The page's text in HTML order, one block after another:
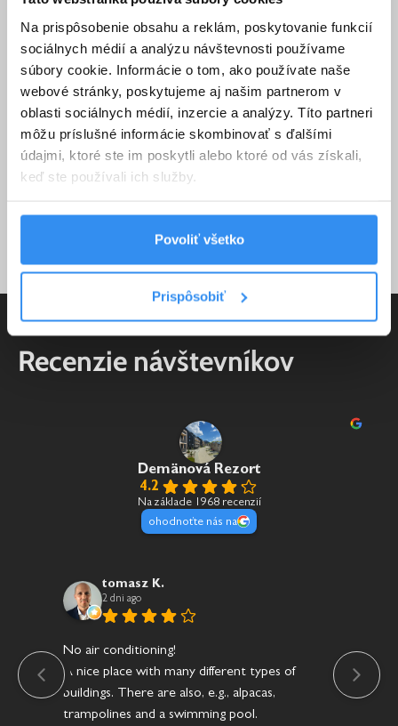
Na prispôsobenie obsahu a reklám, poskytovanie funkcií
sociálnych médií a analýzu návštevnosti používame
súbory cookie. Informácie o tom, ako používate naše
webové stránky, poskytujeme aj našim partnerom v
oblasti sociálnych médií, inzercie a analýzy. Títo partneri
môžu príslušné informácie skombinovať s ďalšími
údajmi, ktoré ste im poskytli alebo ktoré od vás získali,
keď ste používali ich služby.
Povoliť všetko
Prispôsobiť
Recenzie návštevníkov
Demänová Rezort
4.2
Na základe 1968 recenzií
ohodnoťte nás na
tomasz K.
2 dni ago
No air conditioning!
A nice place with many different types of
buildings. There are also, e.g., alpacas,
trampolines and a swimming pool.
že